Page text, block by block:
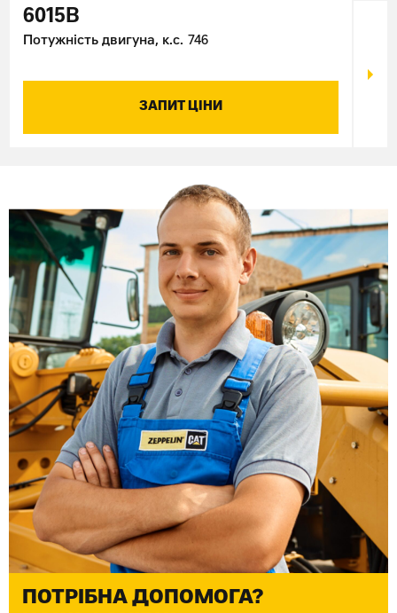
6015B
Потужність двигуна, к.с. 746
ЗАПИТ ЦІНИ
ПОТРІБНА ДОПОМОГА?